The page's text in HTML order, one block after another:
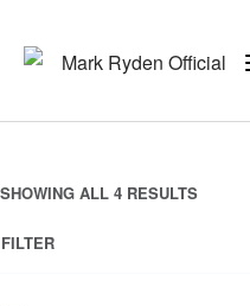
SHOWING ALL 4 RESULTS
FILTER